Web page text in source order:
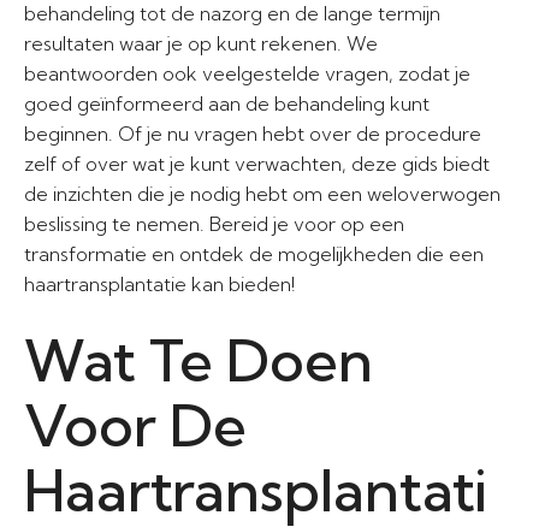
behandeling tot de nazorg en de lange termijn
resultaten waar je op kunt rekenen. We
beantwoorden ook veelgestelde vragen, zodat je
goed geïnformeerd aan de behandeling kunt
beginnen. Of je nu vragen hebt over de procedure
zelf of over wat je kunt verwachten, deze gids biedt
de inzichten die je nodig hebt om een weloverwogen
beslissing te nemen. Bereid je voor op een
transformatie en ontdek de mogelijkheden die een
haartransplantatie kan bieden!
Wat Te Doen
Voor De
Haartransplantati